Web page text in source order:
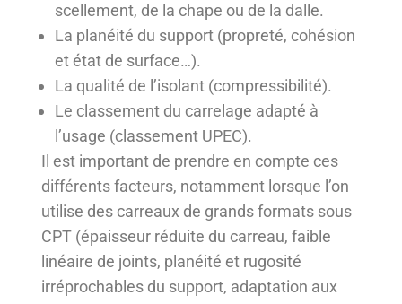
scellement, de la chape ou de la dalle.
La planéité du support (propreté, cohésion
et état de surface…).
La qualité de l’isolant (compressibilité).
Le classement du carrelage adapté à
l’usage (classement UPEC).
Il est important de prendre en compte ces
différents facteurs, notamment lorsque l’on
utilise des carreaux de grands formats sous
CPT (épaisseur réduite du carreau, faible
linéaire de joints, planéité et rugosité
irréprochables du support, adaptation aux